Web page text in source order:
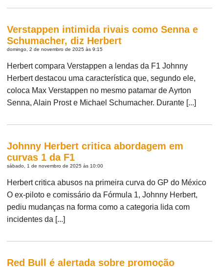
Verstappen intimida rivais como Senna e
Schumacher, diz Herbert
domingo, 2 de novembro de 2025 às 9:15
Herbert compara Verstappen a lendas da F1 Johnny
Herbert destacou uma característica que, segundo ele,
coloca Max Verstappen no mesmo patamar de Ayrton
Senna, Alain Prost e Michael Schumacher. Durante [...]
Johnny Herbert critica abordagem em
curvas 1 da F1
sábado, 1 de novembro de 2025 às 10:00
Herbert critica abusos na primeira curva do GP do México
O ex-piloto e comissário da Fórmula 1, Johnny Herbert,
pediu mudanças na forma como a categoria lida com
incidentes da [...]
Red Bull é alertada sobre promoção